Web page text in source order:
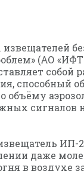
(АО
собой
способный
объёму
сигналов
ИП-
даже
в воздухе